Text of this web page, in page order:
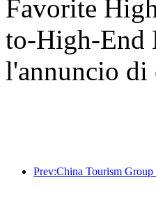
Favorite
to-High-End
l'annuncio di